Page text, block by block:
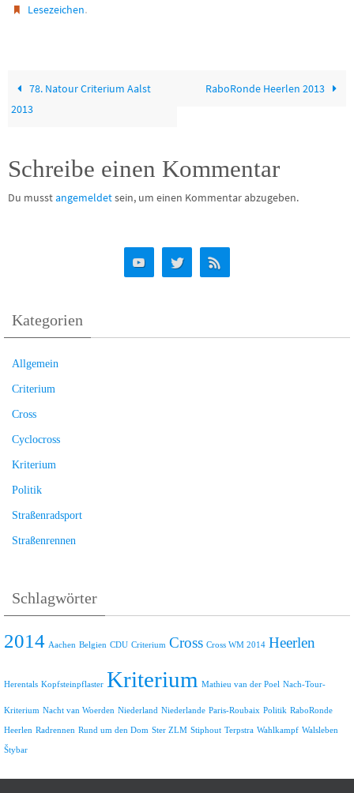
Lesezeichen.
78. Natour Criterium Aalst
2013
RaboRonde Heerlen 2013
Schreibe einen Kommentar
Du musstangemeldetsein, um einen Kommentar abzugeben.
Kategorien
Allgemein
Criterium
Cross
Cyclocross
Kriterium
Politik
Straßenradsport
Straßenrennen
Schlagwörter
2014 Aachen Belgien CDU Criterium Cross Cross WM 2014 Heerlen
Herentals Kopfsteinpflaster Kriterium Mathieu van der Poel Nach-Tour-
Kriterium Nacht van Woerden Niederland Niederlande Paris-Roubaix Politik RaboRonde
Heerlen Radrennen Rund um den Dom Ster ZLM Stiphout Terpstra Wahlkampf Walsleben
Štybar